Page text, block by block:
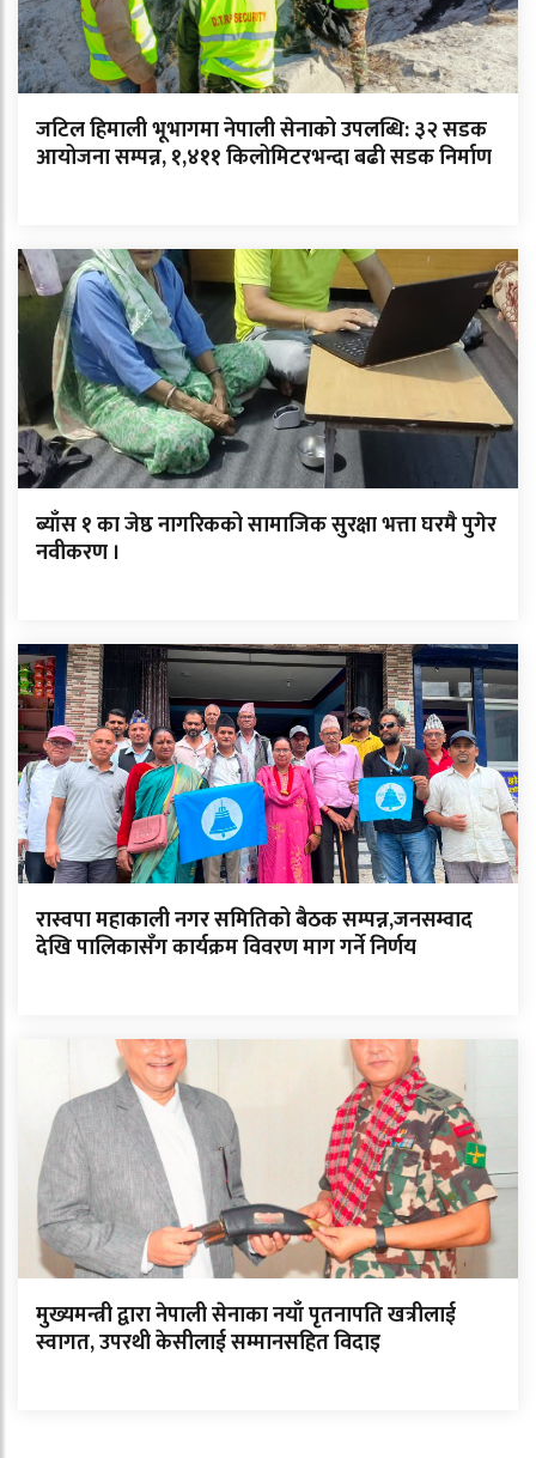
जटिल हिमाली भूभागमा नेपाली सेनाको उपलब्धि: ३२ सडक
आयोजना सम्पन्न, १,४११ किलोमिटरभन्दा बढी सडक निर्माण
ब्याँस १ का जेष्ठ नागरिकको सामाजिक सुरक्षा भत्ता घरमै पुगेर
नवीकरण ।
रास्वपा महाकाली नगर समितिको बैठक सम्पन्न,जनसम्वाद
देखि पालिकासँग कार्यक्रम विवरण माग गर्ने निर्णय
मुख्यमन्त्री द्वारा नेपाली सेनाका नयाँ पृतनापति खत्रीलाई
स्वागत, उपरथी केसीलाई सम्मानसहित विदाइ